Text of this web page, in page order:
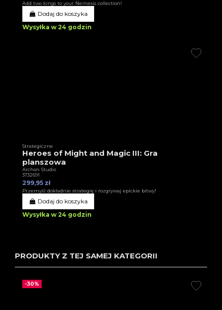
Add two kings to your Nemesis collection!
Dodaj do koszyka
Wysyłka w 24 godzin
Strategiczne
Heroes of Might and Magic III: Gra
planszowa
Archon Studio
3T32691
299,95 zł
Przemyśl dokładnie strategię i rozgrywaj epickie bitwy!
Dodaj do koszyka
Wysyłka w 24 godzin
PRODUKTY Z TEJ SAMEJ KATEGORII
-30%